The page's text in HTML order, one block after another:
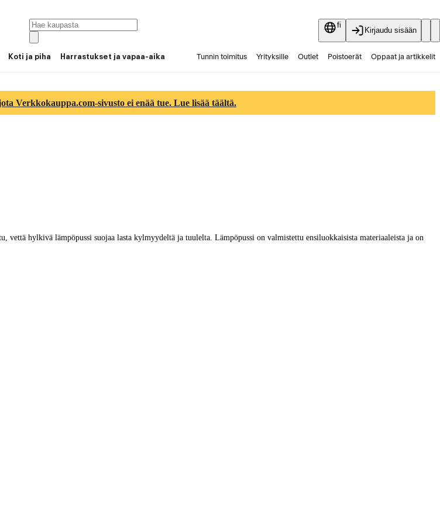
fi
Kirjaudu sisään
Koti ja piha Harrastukset ja vapaa-aika Tunnin toimitus Yrityksille Outlet Poistoerät Oppaat ja artikkelit
Verkkokauppa.com-sivusto ei enää tue. Lue lisää täältä.
hylkivä lämpöpussi suojaa lasta kylmyydeltä ja tuulelta. Lämpöpussi on valmistettu ensiluokkaisista materiaaleista ja on